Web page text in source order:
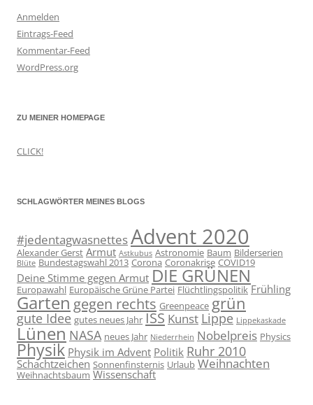
Anmelden
Eintrags-Feed
Kommentar-Feed
WordPress.org
ZU MEINER HOMEPAGE
CLICK!
SCHLAGWÖRTER MEINES BLOGS
#jedentagwasnettesAdvent 2020
Alexander Gerst Armut Astkubus Astronomie Baum Bilderserien
Blüte Bundestagswahl 2013 Corona Coronakrise COVID19
Deine Stimme gegen Armut DIE GRÜNEN
Europawahl Europäische Grüne Partei Flüchtlingspolitik Frühling
Gartengegen rechts Greenpeace grün
gute Idee gutes neues Jahr ISS Kunst Lippe Lippekaskade
Lünen NASA neues Jahr Niederrhein Nobelpreis Physics
Physik Physik im Advent Politik Ruhr 2010
Schachtzeichen Sonnenfinsternis Urlaub Weihnachten
Weihnachtsbaum Wissenschaft